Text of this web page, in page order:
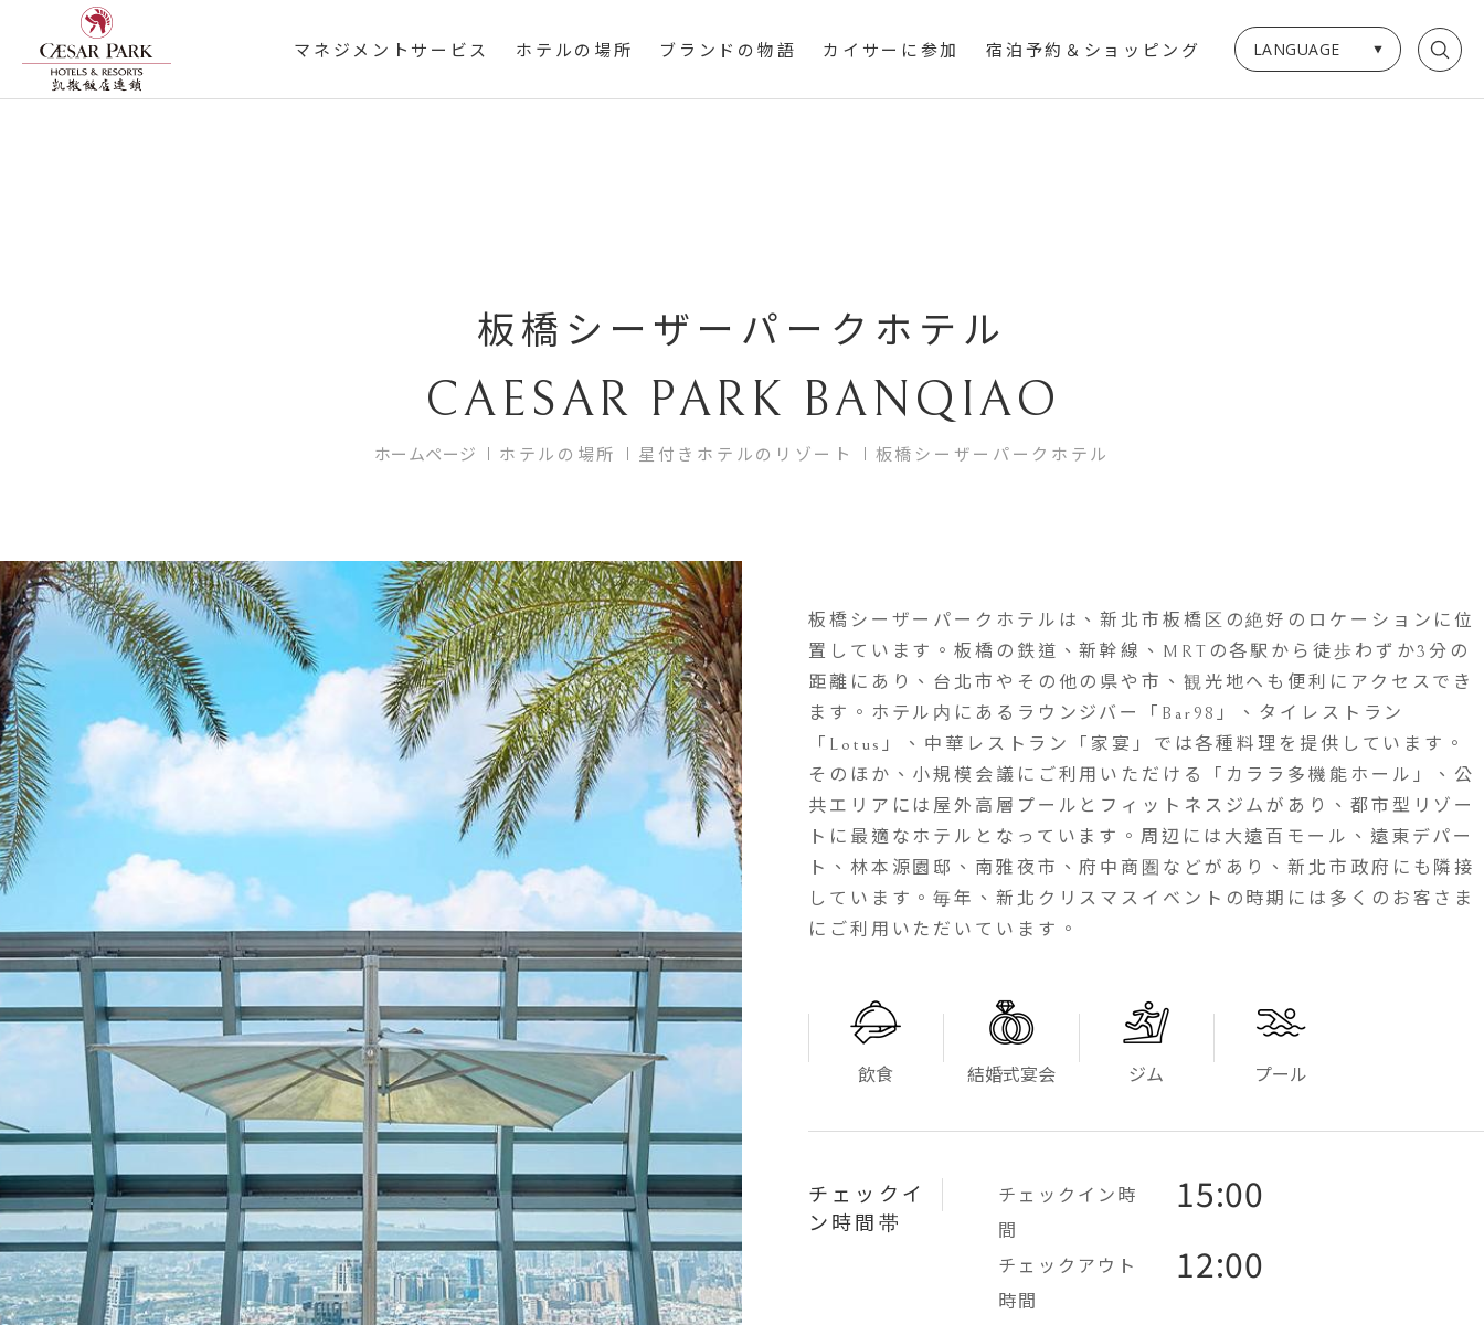
マネジメントサービス ホテルの場所 ブランドの物語 カイサーに参加 宿泊予約＆ショッピング LANGUAGE
板橋シーザーパークホテル
CAESAR PARK BANQIAO
ホームページ ホテルの場所 星付きホテルのリゾート 板橋シーザーパークホテル
板橋シーザーパークホテルは、新北市板橋区の絶好のロケーションに位
置しています。板橋の鉄道、新幹線、MRTの各駅から徒歩わずか3分の
距離にあり、台北市やその他の県や市、観光地へも便利にアクセスでき
ます。ホテル内にあるラウンジバー「Bar98」、タイレストラン
「Lotus」、中華レストラン「家宴」では各種料理を提供しています。
そのほか、小規模会議にご利用いただける「カララ多機能ホール」、公
共エリアには屋外高層プールとフィットネスジムがあり、都市型リゾー
トに最適なホテルとなっています。周辺には大遠百モール、遠東デパー
ト、林本源園邸、南雅夜市、府中商圏などがあり、新北市政府にも隣接
しています。毎年、新北クリスマスイベントの時期には多くのお客さま
にご利用いただいています。
飲食 結婚式宴会 ジム プール
チェックイ
ン時間帯
チェックイン時
間
15:00
チェックアウト
時間
12:00